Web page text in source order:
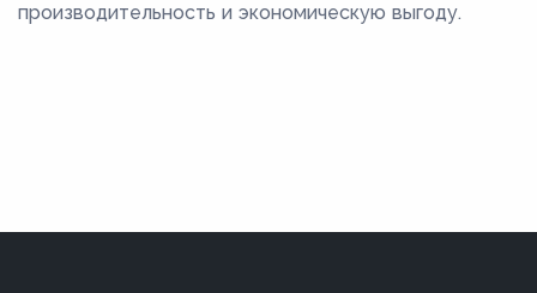
производительность и экономическую выгоду.